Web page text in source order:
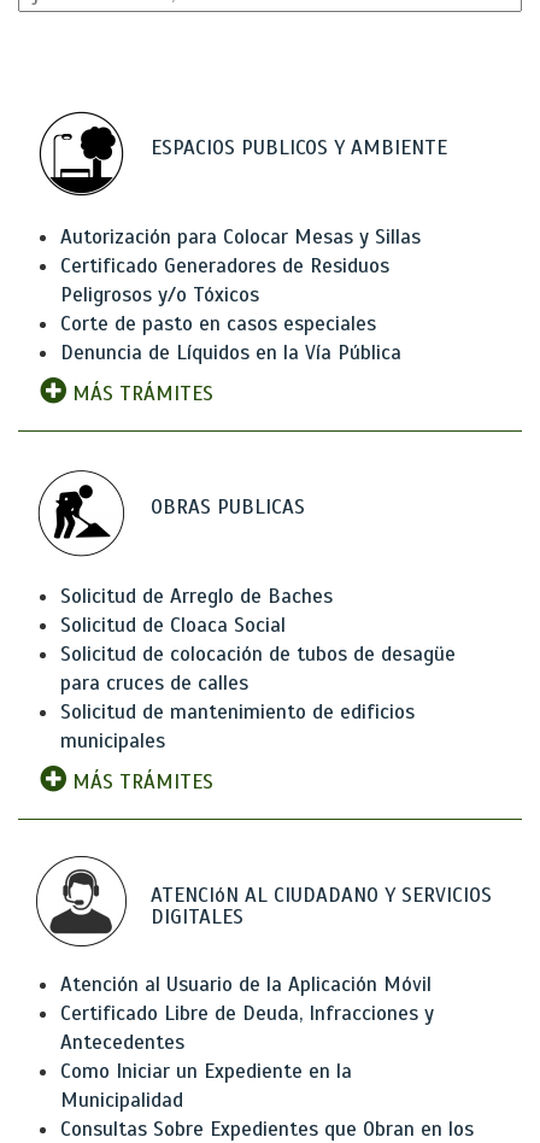
ESPACIOS PUBLICOS Y AMBIENTE
Autorización para Colocar Mesas y Sillas
Certificado Generadores de Residuos
Peligrosos y/o Tóxicos
Corte de pasto en casos especiales
Denuncia de Líquidos en la Vía Pública
MÁS TRÁMITES
OBRAS PUBLICAS
Solicitud de Arreglo de Baches
Solicitud de Cloaca Social
Solicitud de colocación de tubos de desagüe
para cruces de calles
Solicitud de mantenimiento de edificios
municipales
MÁS TRÁMITES
ATENCIóN AL CIUDADANO Y SERVICIOS
DIGITALES
Atención al Usuario de la Aplicación Móvil
Certificado Libre de Deuda, Infracciones y
Antecedentes
Como Iniciar un Expediente en la
Municipalidad
Consultas Sobre Expedientes que Obran en los